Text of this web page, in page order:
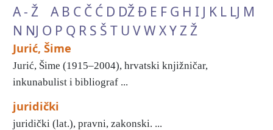
A - Ž A B C Č Ć D DŽĐ E F G H I J K L LJ M
N NJ O P Q R S Š T U VW XYZŽ
Jurić, Šime
Jurić, Šime (1915–2004), hrvatski knjižničar,
inkunabulist i bibliograf ...
juridički
juridički (lat.), pravni, zakonski. ...